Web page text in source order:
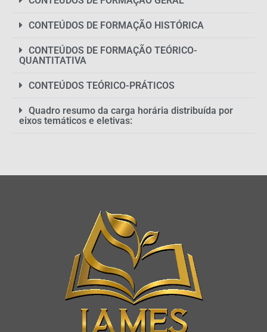
CONTEÚDOS DE FORMAÇÃO HISTÓRICA
CONTEÚDOS DE FORMAÇÃO TEÓRICO-
QUANTITATIVA
CONTEÚDOS TEÓRICO-PRÁTICOS
Quadro resumo da carga horária distribuída por
eixos temáticos e eletivas: